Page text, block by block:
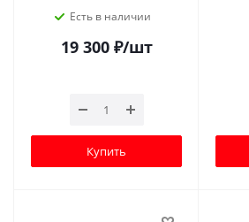
Есть в наличии
19 300₽/шт
Купить